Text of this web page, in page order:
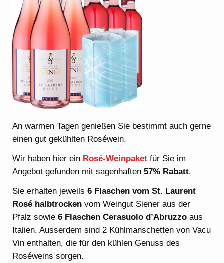
An warmen Tagen genießen Sie bestimmt auch gerne
einen gut gekühlten Roséwein.
Wir haben hier ein Rosé-Weinpaket für Sie im
Angebot gefunden mit sagenhaften57% Rabatt.
Sie erhalten jeweils6 Flaschen vom St. Laurent
Rosé halbtrocken vom Weingut Siener aus der
Pfalz sowie6 Flaschen Cerasuolo d’Abruzzo aus
Italien. Ausserdem sind 2 Kühlmanschetten von Vacu
Vin enthalten, die für den kühlen Genuss des
Roséweins sorgen.